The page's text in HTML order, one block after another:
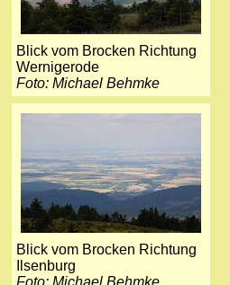
Blick vom Brocken Richtung
Wernigerode
Foto: Michael Behmke
Blick vom Brocken Richtung
Ilsenburg
Foto: Michael Behmke